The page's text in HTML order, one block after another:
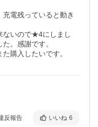
電残っていると動き
ないので★4にしまし
。感謝です。
購入したいです。
反報告 いいね 6